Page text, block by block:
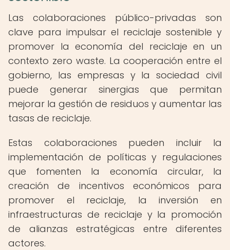
Las colaboraciones público-privadas son
clave para impulsar el reciclaje sostenible y
promover la economía del reciclaje en un
contexto zero waste. La cooperación entre el
gobierno, las empresas y la sociedad civil
puede generar sinergias que permitan
mejorar la gestión de residuos y aumentar las
tasas de reciclaje.
Estas colaboraciones pueden incluir la
implementación de políticas y regulaciones
que fomenten la economía circular, la
creación de incentivos económicos para
promover el reciclaje, la inversión en
infraestructuras de reciclaje y la promoción
de alianzas estratégicas entre diferentes
actores.